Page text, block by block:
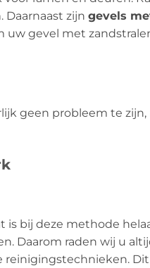
zijn gevels
gevel met
geen probleem te
bij deze methode
Daarom raden wij u